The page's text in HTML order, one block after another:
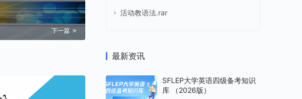
下一篇
活动教语法.rar
最新资讯
SFLEP大学英语四级备考知识
库 （2026版）